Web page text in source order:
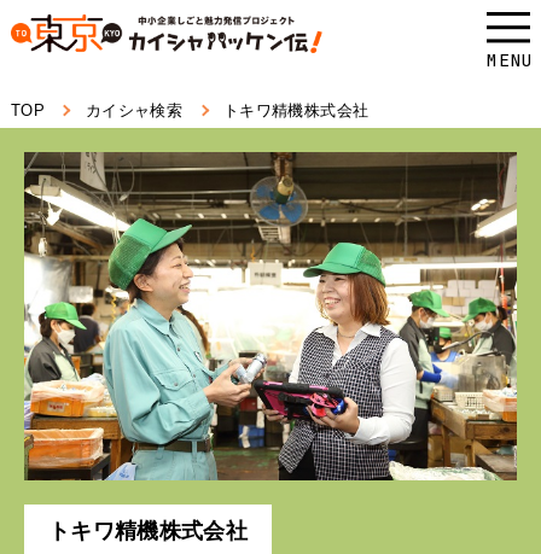
本
ス
す。
MENU
TOP カイシャ検索 トキワ精機株式会社
トキワ精機株式会社